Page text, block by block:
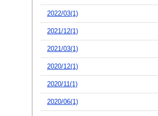
2022/03(1)
2021/12(1)
2021/03(1)
2020/12(1)
2020/11(1)
2020/06(1)